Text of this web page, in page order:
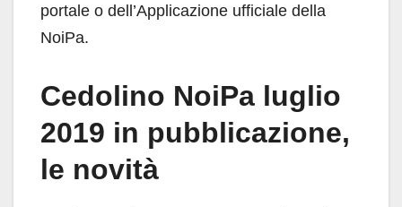
portale o dell’Applicazione ufficiale della
NoiPa.
Cedolino NoiPa luglio
2019 in pubblicazione,
le novità